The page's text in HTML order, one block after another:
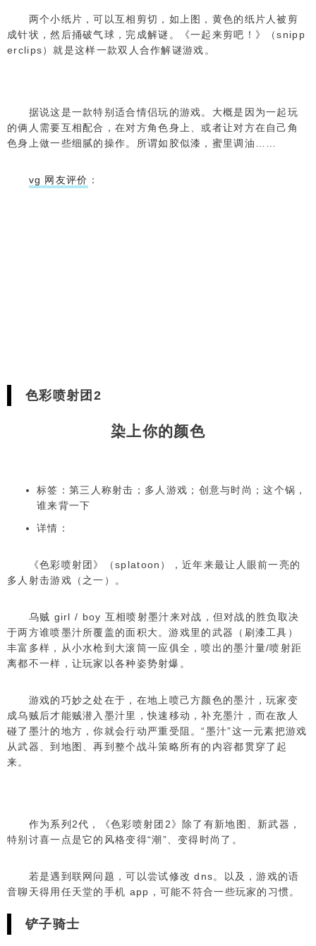
the binding of isaac: rebirth
塞尔达传说：旷野之息
两个小纸片，可以互相剪切，如上图，黄色的纸片人被剪
成针状，然后捅破气球，完成解谜。《一起来剪吧！》（snipp
erclips）就是这样一款双人合作解谜游戏。
据说这是一款特别适合情侣玩的游戏。大概是因为一起玩
的俩人需要互相配合，在对方角色身上、或者让对方在自己角
色身上做一些细腻的操作。所谓如胶似漆，蜜里调油……
vg 网友评价 ：
色彩喷射团2
染上你的颜色
标签：第三人称射击；多人游戏；创意与时尚；这个锅，
谁来背一下
详情：
《色彩喷射团》（splatoon），近年来最让人眼前一亮的
多人射击游戏（之一）。
乌贼 girl / boy 互相喷射墨汁来对战，但对战的胜负取决
于两方谁喷墨汁所覆盖的面积大。游戏里的武器（刷漆工具）
丰富多样，从小水枪到大滚筒一应俱全，喷出的墨汁量/喷射距
离都不一样，让玩家以各种姿势射爆。
游戏的巧妙之处在于，在地上喷己方颜色的墨汁，玩家变
成乌贼后才能贼潜入墨汁里，快速移动，补充墨汁，而在敌人
碰了墨汁的地方，你就会行动严重受阻。“墨汁”这一元素把游戏
从武器、到地图、再到整个战斗策略所有的内容都贯穿了起
来。
作为系列2代，《色彩喷射团2》除了有新地图、新武器，
特别讨喜一点是它的风格变得“潮”、变得时尚了。
若是遇到联网问题，可以尝试修改 dns。以及，游戏的语
音聊天得用任天堂的手机 app，可能不符合一些玩家的习惯。
铲子骑士